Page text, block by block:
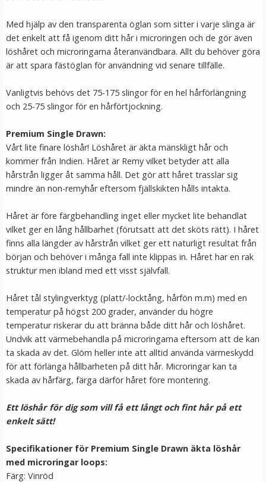
★
99 kr
LÄGG I VARUKORG
★★★★★
189 kr
VÄLJ
Hårkrans rosor till Midsommar
Med hjälp av den transparenta öglan som sitter i varje slinga är
det enkelt att få igenom ditt hår i microringen och de gör även
löshåret och microringarna återanvändbara. Allt du behöver göra
är att spara fästöglan för användning vid senare tillfälle.
Vanligtvis behövs det 75-175 slingor för en hel hårförlängning
och 25-75 slingor för en hårförtjockning.
Premium Single Drawn:
Vårt lite finare löshår! Löshåret är äkta mänskligt hår och
kommer från Indien. Håret är Remy vilket betyder att alla
hårstrån ligger åt samma håll. Det gör att håret trasslar sig
mindre än non-remyhår eftersom fjällskikten hålls intakta.
Håret är före färgbehandling inget eller mycket lite behandlat
vilket ger en lång hållbarhet (förutsatt att det sköts rätt). I håret
finns alla längder av hårstrån vilket ger ett naturligt resultat från
början och behöver i många fall inte klippas in. Håret har en rak
struktur men ibland med ett visst självfall.
Håret tål stylingverktyg (platt/-locktång, hårfön m.m) med en
temperatur på högst 200 grader, använder du högre
temperatur riskerar du att bränna både ditt hår och löshåret.
Undvik att värmebehandla på microringarna eftersom att de kan
ta skada av det. Glöm heller inte att alltid använda värmeskydd
för att förlänga hållbarheten på ditt hår. Microringar kan ta
skada av hårfärg, färga därför håret före montering.
Ett löshår för dig som vill få ett långt och fint hår på ett
enkelt sätt!
Specifikationer för Premium Single Drawn äkta löshår
med microringar loops:
Färg: Vinröd